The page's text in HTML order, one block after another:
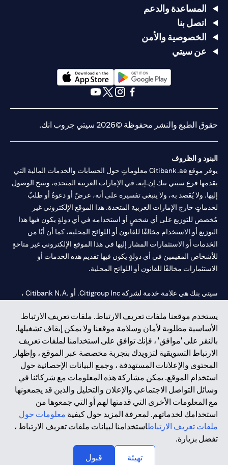
يستخدم موقعنا ملفات تعريف الارتباط. ملفات تعريف الارتباط
الأساسية مطلوبة لأمان وسلامة موقعنا ولا يمكن إيقاف تشغيلها.
بالنقر على 'موافق' ، فإنك توافق على استخدامنا لملفات تعريف
الارتباط التسويقية لتزويدك بتجربة مخصصة عبر الموقع ، وإظهار
المحتوى والإعلانات المستهدفة ، وجمع البيانات الإحصائية حول
استخدام الموقع. يمكن مشاركة هذه المعلومات مع شركائنا في
وسائل التواصل الاجتماعي والإعلان والتحليل والذين قد يجمعونها
مع المعلومات الأخرى التي قدمتها لهم أو التي جمعوها من
استخدامك لخدماتهم. لمعرفة المزيد حول كيفية معلومات حول
ملفات تعريف الارتباطاستخدامنا لبيانات ملفات تعريف الارتباط ،
تفضل بزيارة.
تهيئة
قبول
المساعدة والدعم
اتصل بنا
الخصوصية والأمن
عن سيتي
(opens in a new tab)
حقوق الطبع والنشر محفوظة ©2026 سيتي جروب انك.
البنود و الظروف
يوفر موقع Citibank.ae معلوماتٍ حول الحسابات والخدمات المالية التي
يقدمها فرع سيتي بنك إن.إيه. في الإمارات العربية المتحدة، ويتيح الوصول
إليها. ولا يُقصد به، ولا ينبغي تفسيره على أنه، عرضٌ أو دعوةٌ أو طلبٌ
لخدماتٍ خارج الإمارات العربية المتحدة. هذا الموقع الإلكتروني غير
مُخصص للتوزيع على أي شخصٍ أو استخدامه في أي دولةٍ يكون فيها هذا
التوزيع أو الاستخدام مخالفًا للقانون أو اللوائح المحلية، كما أن أيًا من
الخدمات أو الاستثمارات المشار إليها في هذا الموقع الإلكتروني غير متاحةٍ
للأشخاص المقيمين في أي دولةٍ يكون فيها تقديم هذه الخدمات أو
الاستثمارات مخالفًا للقانون أو اللوائح المحلية.
سيتي بنك هي علامة خدمة لشركة Citigroup Inc. أو .Citibank N.A ،
سيتي بنك إن. إيه. الإمارات مسجل لدى مصرف الإمارات المركزي تحت
أرقام التراخيص 202563 لفرع الوصل في دبي، 531989 لفرع مول
الإمارات في دبي، وCN-1002019لفرع أبوظبي. هاتف: 4000 311 04.
فرع سيتي بنك إن إيه - الإمارات العربية المتحدة مرخص من مصرف
الإمارات العربية المتحدة المركزي كفرع لبنك أجنبي.
سيتي بنك إن إيه الإمارات العربية المتحدة مرخص من هيئة الأوراق المالية
والسلع في الإمارات العربية المتحدة ("SCA") للقيام بالنشاط المالي لـ أ)
الاستشارات المالية والتعريف والترويج بموجب ترخيص رقم
20200000097 ب) وسيط تداول في الأسواق الدولية بموجب ترخيص